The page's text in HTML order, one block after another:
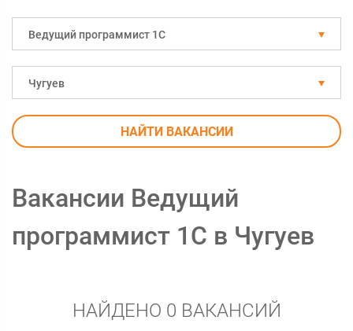
Ведущий программист 1С
Чугуев
НАЙТИ ВАКАНСИИ
Вакансии Ведущий
программист 1С в Чугуев
НАЙДЕНО 0 ВАКАНСИЙ